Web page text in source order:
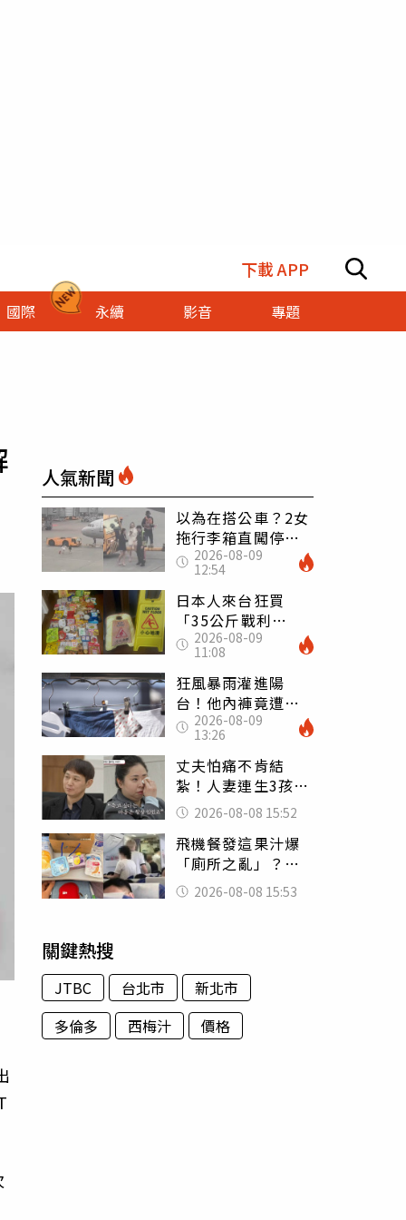
下載 APP
國際 永續 影音 專題
人氣新聞
以為在搭公車？2女
拖行李箱直闖停機
坪「揮手攔機」
荒謬影片曝網傻眼
2026-08-09
12:54
日本人來台狂買
「35公斤戰利
品」 連拜拜用紅
盤、「小心地滑」
告示牌也帶回家
2026-08-09
11:08
狂風暴雨灌進陽
台！他內褲竟遭颱
風吹走 陳世軒神
回1句笑翻上萬網友
2026-08-09
13:26
丈夫怕痛不肯結
紮！人妻連生3孩
控遭家暴淚喊：真
的好累
2026-08-08 15:52
飛機餐發這果汁爆
「廁所之亂」？乘
客崩潰：差點丟大
臉 醫揭3類人別亂
2026-08-08 15:53
關鍵熱搜
JTBC 台北市
新北市
多倫多
西梅汁 價格